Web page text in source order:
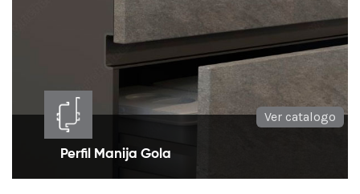
Perfil Manija Gola
Ver catalogo